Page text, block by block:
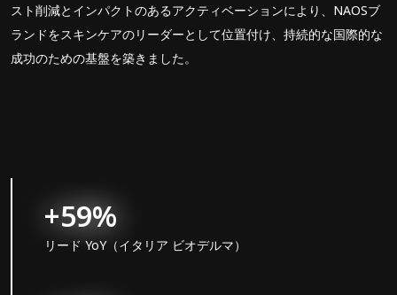
スト削減とインパクトのあるアクティベーションにより、NAOSブ
ランドをスキンケアのリーダーとして位置付け、持続的な国際的な
成功のための基盤を築きました。
+59%
リード YoY（イタリア ビオデルマ）